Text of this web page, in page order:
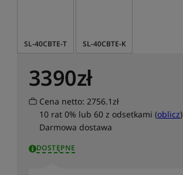
SL-40CBTE-T SL-40CBTE-K
3390zł
Cena netto: 2756.1zł
10 rat 0% lub 60 z odsetkami (oblicz)
Darmowa dostawa
DOSTĘPNE